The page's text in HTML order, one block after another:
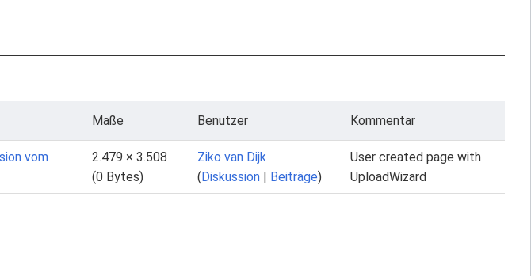
Maße Benutzer Kommentar
2.479 × 3.508
(0 Bytes)
Ziko van Dijk
(Diskussion | Beiträge)
User created page with
UploadWizard